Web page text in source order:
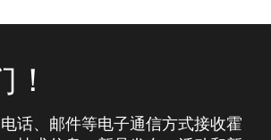
话、邮件等电子通信方式接收霍